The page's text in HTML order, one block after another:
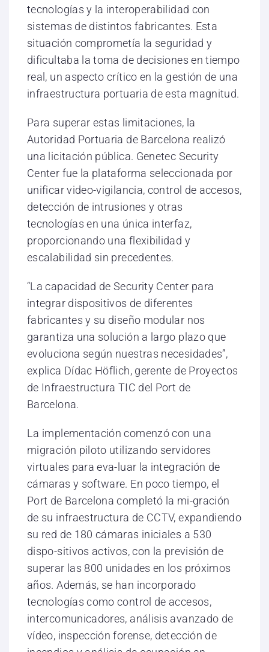
tecnologías y la interoperabilidad con
sistemas de distintos fabricantes. Esta
situación comprometía la seguridad y
dificultaba la toma de decisiones en tiempo
real, un aspecto crítico en la gestión de una
infraestructura portuaria de esta magnitud.
Para superar estas limitaciones, la
Autoridad Portuaria de Barcelona realizó
una licitación pública. Genetec Security
Center fue la plataforma seleccionada por
unificar video-vigilancia, control de accesos,
detección de intrusiones y otras
tecnologías en una única interfaz,
proporcionando una flexibilidad y
escalabilidad sin precedentes.
“La capacidad de Security Center para
integrar dispositivos de diferentes
fabricantes y su diseño modular nos
garantiza una solución a largo plazo que
evoluciona según nuestras necesidades”,
explica Dídac Höflich, gerente de Proyectos
de Infraestructura TIC del Port de
Barcelona.
La implementación comenzó con una
migración piloto utilizando servidores
virtuales para eva-luar la integración de
cámaras y software. En poco tiempo, el
Port de Barcelona completó la mi-gración
de su infraestructura de CCTV, expandiendo
su red de 180 cámaras iniciales a 530
dispo-sitivos activos, con la previsión de
superar las 800 unidades en los próximos
años. Además, se han incorporado
tecnologías como control de accesos,
intercomunicadores, análisis avanzado de
vídeo, inspección forense, detección de